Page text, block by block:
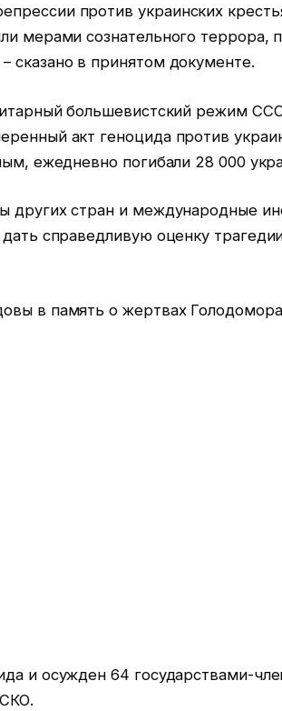
против украинских
мерами сознательного террора,
сказано в принятом документе.
большевистский режим
акт геноцида против
ежедневно погибали 28 000
других стран и международные
справедливую оценку
в память о жертвах
и осужден 64 государствами-